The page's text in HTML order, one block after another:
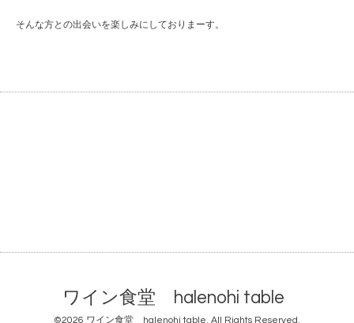
そんな方との出会いを楽しみにしておりまーす。
ワイン食堂 halenohi table
©2026 ワイン食堂 halenohi table. All Rights Reserved.